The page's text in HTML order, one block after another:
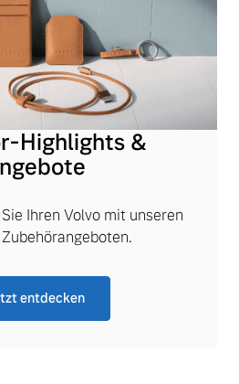
Highlights &
Ihren Volvo mit unseren
entdecken